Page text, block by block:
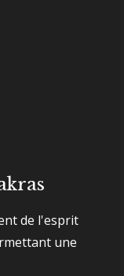
de l'esprit
une